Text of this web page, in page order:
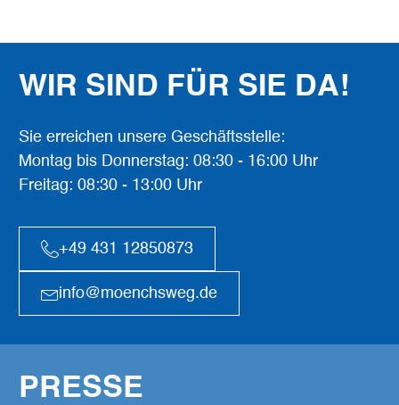
WIR SIND FÜR SIE DA!
Sie erreichen unsere Geschäftsstelle:
Montag bis Donnerstag: 08:30 - 16:00 Uhr
Freitag: 08:30 - 13:00 Uhr
+49 431 12850873
info@moenchsweg.de
PRESSE